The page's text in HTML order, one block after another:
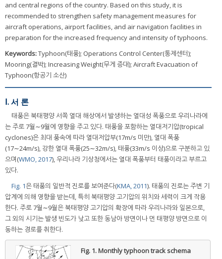
and central regions of the country. Based on this study, it is
recommended to strengthen safety management measures for
aircraft operations, airport facilities, and air navigation facilities in
preparation for the increased frequency and intensity of typhoons.
Keywords:Typhoon(태풍); Operations Control Center(통제센터);
Mooring(결박); Increasing Weight(무게 증대); Aircraft Evacuation of
Typhoon(항공기 소산)
Ⅰ. 서 론
태풍은 북태평양 서쪽 열대 해상에서 발생하는 열대성 폭풍으로 우리나라에
는 주로 7월∼9월에 영향을 주고 있다. 태풍을 포함하는 열대저기압(tropical
cyclones)은 최대 풍속에 따라 열대저압부(17m/s 미만), 열대 폭풍
(17∼24m/s), 강한 열대 폭풍(25∼32m/s), 태풍(33m/s 이상)으로 구분하고 있
으며(WMO, 2017), 우리나라 기상청에서는 열대 폭풍부터 태풍이라고 부르고
있다.
Fig. 1은 태풍의 일반적 진로를 보여준다(KMA, 2011). 태풍의 진로는 주변 기
압계에 의해 영향을 받는데, 특히 북태평양 고기압의 위치와 세력이 크게 작용
한다. 주로 7월∼9월은 북태평양 고기압의 확장에 따라 우리나라와 일본으로,
그 외의 시기는 발생 빈도가 낮고 또한 동남아 방면이나 먼 태평양 방면으로 이
동하는 경로를 취한다.
Fig. 1.Monthly typhoon track schema